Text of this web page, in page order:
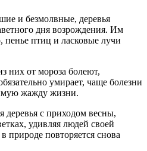
и безмолвные, деревья
дня возрождения. Им
пенье птиц и ласковые лучи
них от мороза болеют,
умирает, чаще болезни
жажду жизни.
деревья с приходом весны,
удивляя людей своей
природе повторяется снова